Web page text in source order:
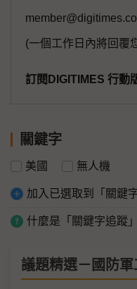
(一個工作日內將回覆
訂閱DIGITIMES 行動
關鍵字
美國 無人機
加入已選取到「關鍵
什麼是「關鍵字追蹤」
議題精選－國防